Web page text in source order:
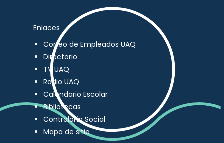
Enlaces
Correo de Empleados UAQ
Directorio
TV UAQ
Radio UAQ
Calendario Escolar
Bibliotecas
Contraloría Social
Mapa de sitio